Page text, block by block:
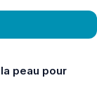
peau pour